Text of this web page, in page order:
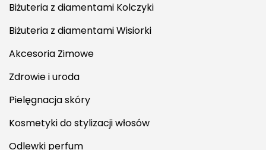
Biżuteria z diamentami Kolczyki
Biżuteria z diamentami Wisiorki
Akcesoria Zimowe
Zdrowie i uroda
Pielęgnacja skóry
Kosmetyki do stylizacji włosów
Odlewki perfum